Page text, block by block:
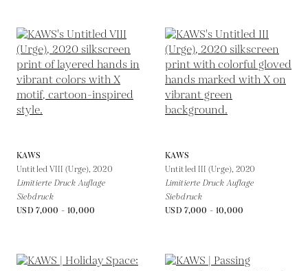
KAWS
Untitled VIII (Urge),2020
Limitierte Druck Auflage
Siebdruck
USD 7,000 - 10,000
KAWS
Untitled III (Urge),2020
Limitierte Druck Auflage
Siebdruck
USD 7,000 - 10,000